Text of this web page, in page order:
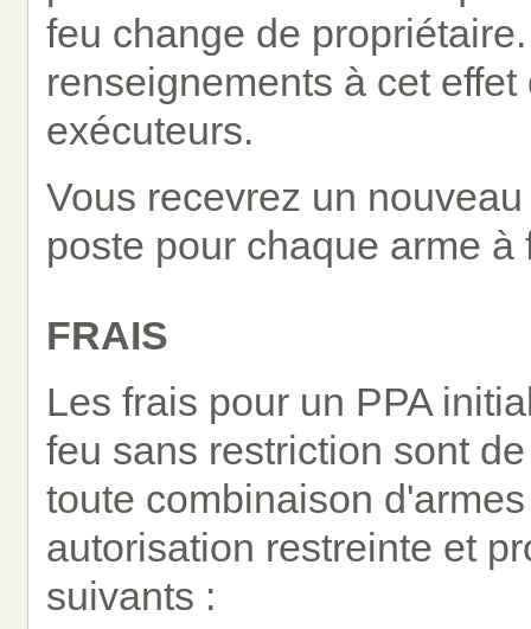
feu change de
renseignements à cet
exécuteurs.
Vous recevrez un
poste pour chaque arme
FRAIS
Les frais pour un PPA
feu sans restriction sont
toute combinaison
autorisation restreinte et
suivants :